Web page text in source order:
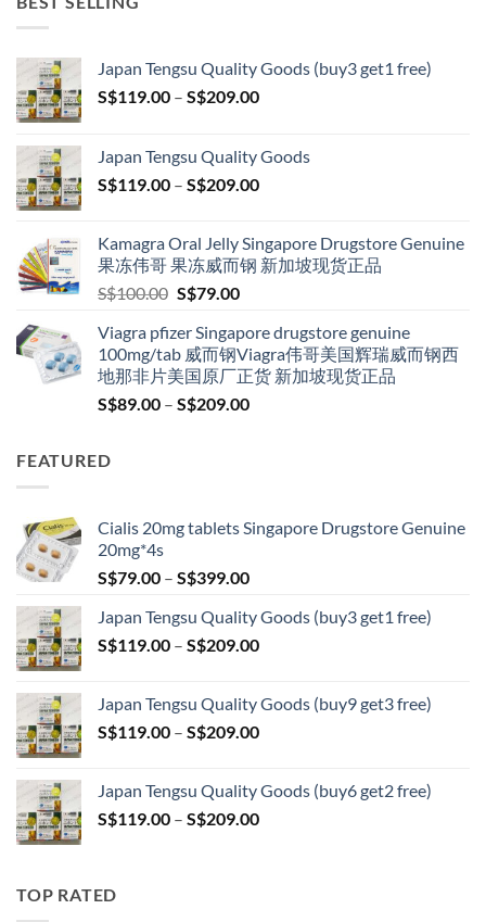
Japan Tengsu Quality Goods (buy3 get1 free)
S$119.00 – S$209.00Price
through
S$209.00
Japan Tengsu Quality Goods
S$119.00 – S$209.00Price
through
S$209.00
Kamagra Oral Jelly Singapore Drugstore Genuine
果冻伟哥 果冻威而钢 新加坡现货正品
S$100.00 Original
was:
S$100.00.
S$79.00Current
is:
S$79.00.
Viagra pfizer Singapore drugstore genuine
100mg/tab 威而钢Viagra伟哥美国辉瑞威而钢西
地那非片美国原厂正货 新加坡现货正品
S$89.00 – S$209.00Price
FEATURED
Cialis 20mg tablets Singapore Drugstore Genuine
20mg*4s
S$79.00 – S$399.00Price
S$79.00
through
Japan Tengsu Quality Goods (buy3 get1 free)
S$119.00 – S$209.00Price
through
S$209.00
Japan Tengsu Quality Goods (buy9 get3 free)
S$119.00 – S$209.00Price
through
S$209.00
Japan Tengsu Quality Goods (buy6 get2 free)
S$119.00 – S$209.00Price
TOP RATED